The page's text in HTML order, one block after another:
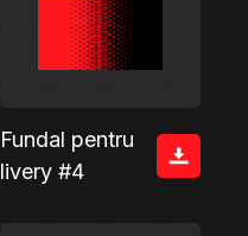
Fundal pentru
livery #4